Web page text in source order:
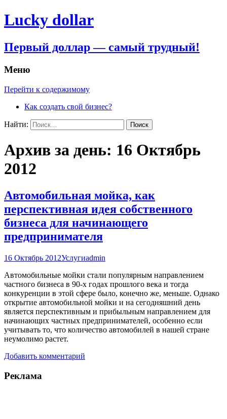
Lucky dollar
Первый доллар — самый трудный!
Меню
Перейти к содержимому
Как создать свой бизнес?
Найти:
Архив за день: 16 Октябрь
2012
Автомобильная мойка, как
перспективная идея собственного
бизнеса для начинающего
предпринимателя
16 Октябрь 2012Услугиadmin
Автомобильные мойки стали популярным направлением
частного бизнеса в 90-х годах прошлого века и тогда
конкуренции в этой сфере было, конечно же, меньше. Однако
открытие автомобильной мойки и на сегодняшний день
является перспективным и прибыльным направлением для
начинающих частных предпринимателей, особенно если
учитывать то, что количество автомобилей в нашей стране
неумолимо растет.
Добавить комментарий
Реклама